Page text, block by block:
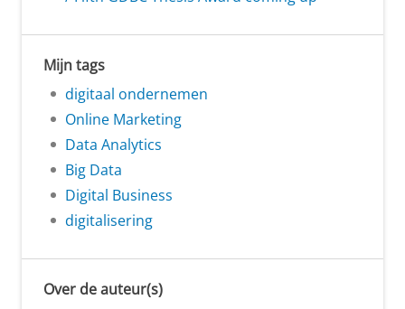
Mijn tags
digitaal ondernemen
Online Marketing
Data Analytics
Big Data
Digital Business
digitalisering
Over de auteur(s)